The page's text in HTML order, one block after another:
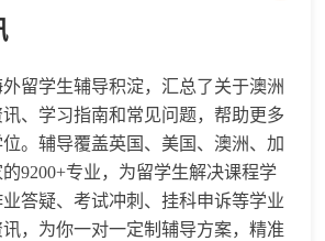
留学生辅导积淀，汇总了关于澳洲
、学习指南和常见问题，帮助更多
。辅导覆盖英国、美国、澳洲、加
9200+专业，为留学生解决课程学
答疑、考试冲刺、挂科申诉等学业
，为你一对一定制辅导方案，精准